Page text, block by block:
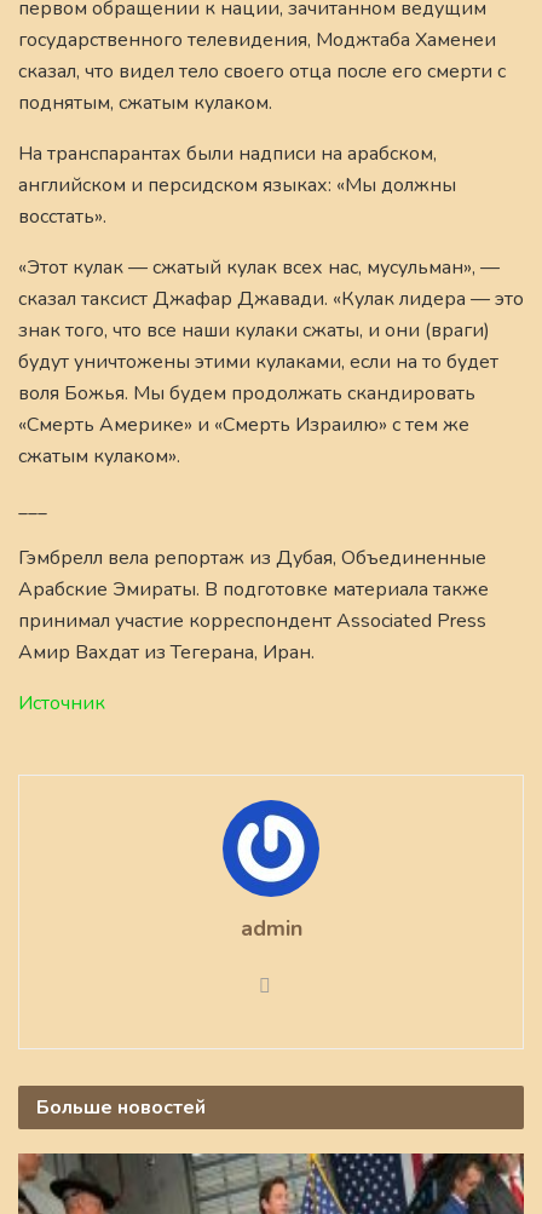
первом обращении к нации, зачитанном ведущим
государственного телевидения, Моджтаба Хаменеи
сказал, что видел тело своего отца после его смерти с
поднятым, сжатым кулаком.
На транспарантах были надписи на арабском,
английском и персидском языках: «Мы должны
восстать».
«Этот кулак — сжатый кулак всех нас, мусульман», —
сказал таксист Джафар Джавади. «Кулак лидера — это
знак того, что все наши кулаки сжаты, и они (враги)
будут уничтожены этими кулаками, если на то будет
воля Божья. Мы будем продолжать скандировать
«Смерть Америке» и «Смерть Израилю» с тем же
сжатым кулаком».
___
Гэмбрелл вела репортаж из Дубая, Объединенные
Арабские Эмираты. В подготовке материала также
принимал участие корреспондент Associated Press
Амир Вахдат из Тегерана, Иран.
Источник
admin
Больше новостей